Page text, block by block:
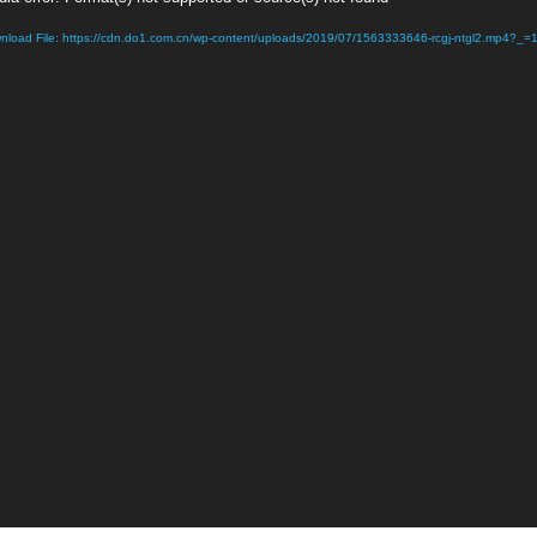
File: https://cdn.do1.com.cn/wp-content/uploads/2019/07/1563333646-rcgj-ntgl2.mp4?_=1